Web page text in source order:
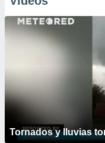
Tornados y lluvias